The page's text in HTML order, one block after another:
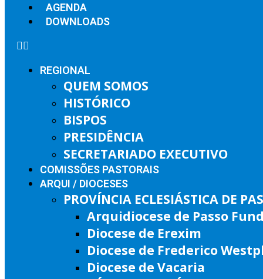
AGENDA
DOWNLOADS
REGIONAL
QUEM SOMOS
HISTÓRICO
BISPOS
PRESIDÊNCIA
SECRETARIADO EXECUTIVO
COMISSÕES PASTORAIS
ARQUI / DIOCESES
PROVÍNCIA ECLESIÁSTICA DE
Arquidiocese de Passo
Diocese de Erexim
Diocese de Frederico
Diocese de Vacaria